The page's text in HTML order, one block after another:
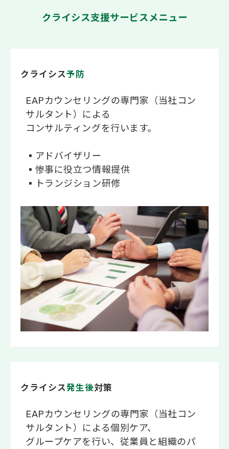
クライシス支援サービスメニュー
クライシス予防
EAPカウンセリングの専門家（当社コン
サルタント）による
コンサルティングを行います。
▪アドバイザリー
▪惨事に役立つ情報提供
▪トランジション研修
クライシス発生後対策
EAPカウンセリングの専門家（当社コン
サルタント）による個別ケア、
グループケアを行い、従業員と組織のパ